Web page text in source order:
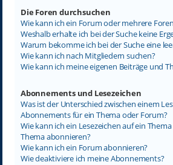
Die Foren durchsuchen
Wie kann ich ein Forum oder mehrere
Weshalb erhalte ich bei der Suche keine
Warum bekomme ich bei der Suche eine
Wie kann ich nach Mitgliedern suchen?
Wie kann ich meine eigenen Beiträge und
Abonnements und Lesezeichen
Was ist der Unterschied zwischen einem
Abonnements für ein Thema oder Forum?
Wie kann ich ein Lesezeichen auf ein
Thema abonnieren?
Wie kann ich ein Forum abonnieren?
Wie deaktiviere ich meine Abonnements?